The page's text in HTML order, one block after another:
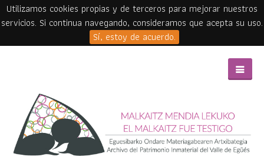
Utilizamos cookies propias y de terceros para mejorar nuestros
servicios. Si continua navegando, consideramos que acepta su uso.
Sí, estoy de acuerdo.